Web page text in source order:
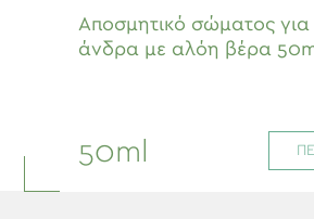
Αποσμητικό σώματος για
άνδρα με αλόη βέρα
50ml